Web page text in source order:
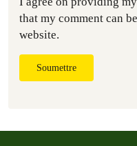
that my comment can
website.
Soumettre